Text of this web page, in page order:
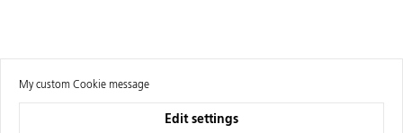
My custom Cookie message
Edit settings